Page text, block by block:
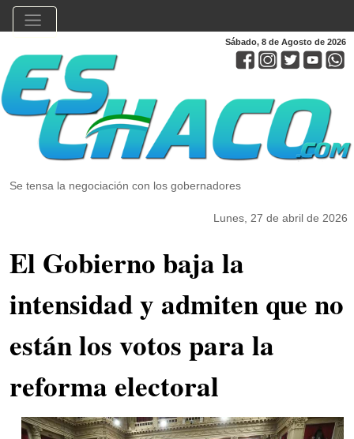
Sábado, 8 de Agosto de 2026
Se tensa la negociación con los gobernadores
Lunes, 27 de abril de 2026
El Gobierno baja la
intensidad y admiten que no
están los votos para la
reforma electoral